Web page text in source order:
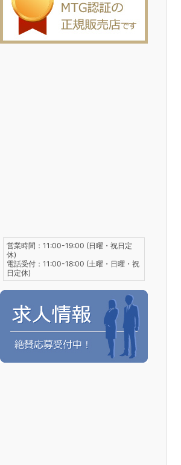
営業時間：11:00-19:00 (日曜・祝日定
休)
電話受付：11:00-18:00 (土曜・日曜・祝
日定休)